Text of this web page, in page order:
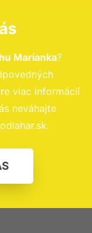
Marianka?
viac informácií
neváhajte